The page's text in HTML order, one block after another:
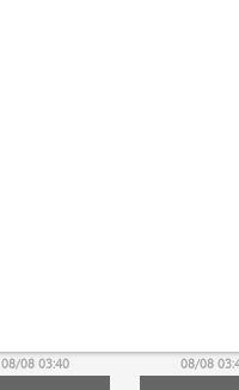
08/08 03:40 08/08